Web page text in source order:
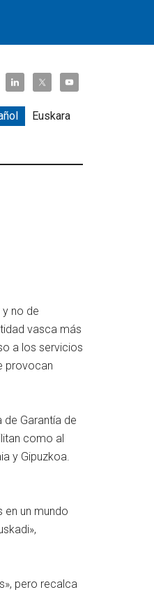
Euskara
no de
vasca más
a los servicios
provocan
Garantía de
como al
y Gipuzkoa.
un mundo
pero recalca